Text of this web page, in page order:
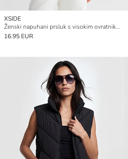
XSIDE
Ženski napuhani prsluk s visokim ovratnikom
16.95 EUR